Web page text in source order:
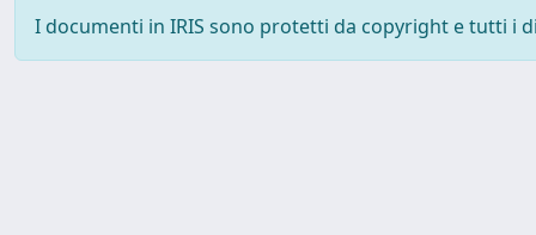
I documenti in IRIS sono protetti da copyright e tutti i